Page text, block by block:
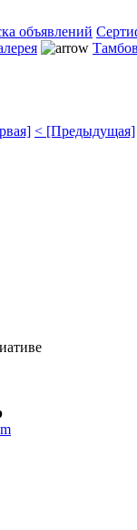
объявлений
< [Предыдущая]